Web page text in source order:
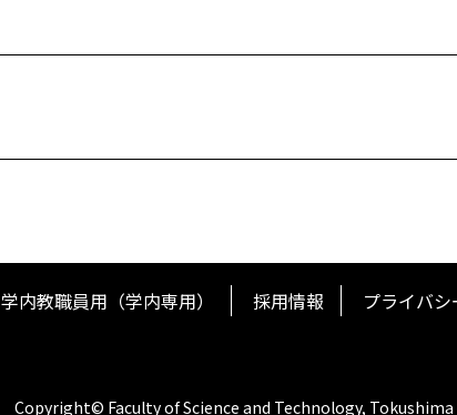
学内教職員用（学内専用） 採用情報 プライバ
Copyright© Faculty of Science and Technology,